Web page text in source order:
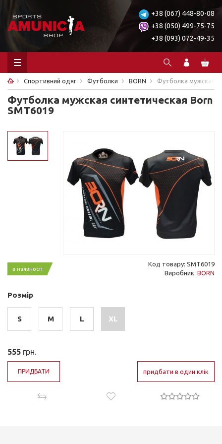
+38 (067) 448-80-08
+38 (050) 499-75-75
+38 (093) 072-49-35
Спортивний одяг Футболки BORN Футболка мужская
Футболка мужская синтетическая Born
SMT6019
в наявності
Код товару: SMT6019
Виробник: BORN
Розмір
S M L XL
555 грн.
ПРИДБАТИ придбати в один клік